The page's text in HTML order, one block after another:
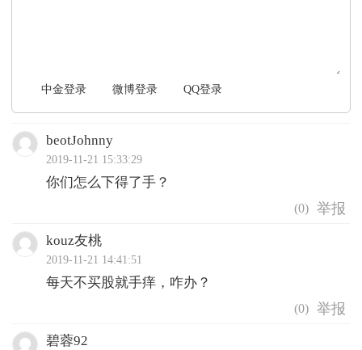
中金登录 微博登录 QQ登录
beotJohnny
2019-11-21 15:33:29
你们怎么下得了手？
(0)
kouz友桃
2019-11-21 14:41:51
每天不买股就手痒，咋办？
(0)
碧蓉92